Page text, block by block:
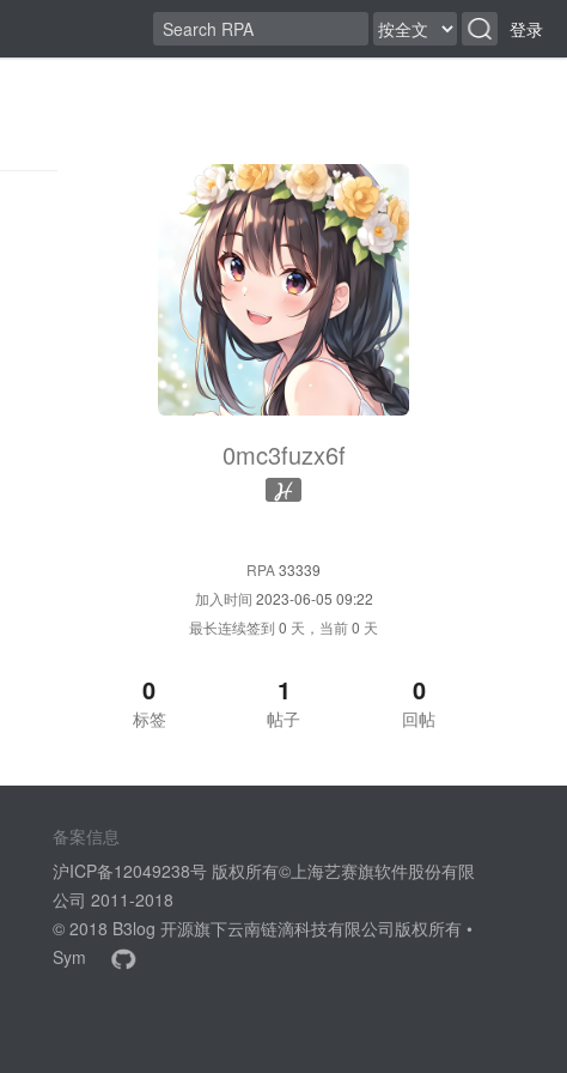
登录
0mc3fuzx6f
RPA33339
加入时间 2023-06-05 09:22
最长连续签到 0 天，当前0 天
0
标签
1
帖子
0
回帖
备案信息
沪ICP备12049238号 版权所有©上海艺赛旗软件股份有限
公司 2011-2018
© 2018 B3log 开源旗下云南链滴科技有限公司版权所有 •
Sym